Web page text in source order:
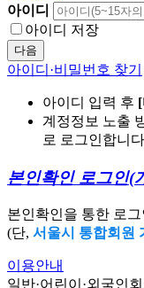
아이디
아이디 저장
다음
아이디·비밀번호 찾기
아이디 입력 후
계정정보 노출
로 로그인합니
본인확인 로그인(
본인확인을 통한 로
(단, 서울시 통합회원
이용안내
일반·어린이·외국인